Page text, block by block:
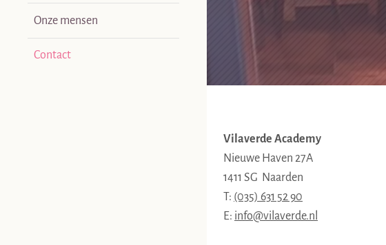
Vilaverde Academy
Nieuwe Haven 27A
1411 SG Naarden
T: (035) 631 52 90
E: info@vilaverde.nl
Onze mensen
Contact